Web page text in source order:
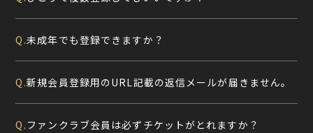
Q.未成年でも登録できますか？
Q.新規会員登録用のURL記載の返信メールが届きません。
Q. ファンクラブ会員は必ずチケットがとれますか？